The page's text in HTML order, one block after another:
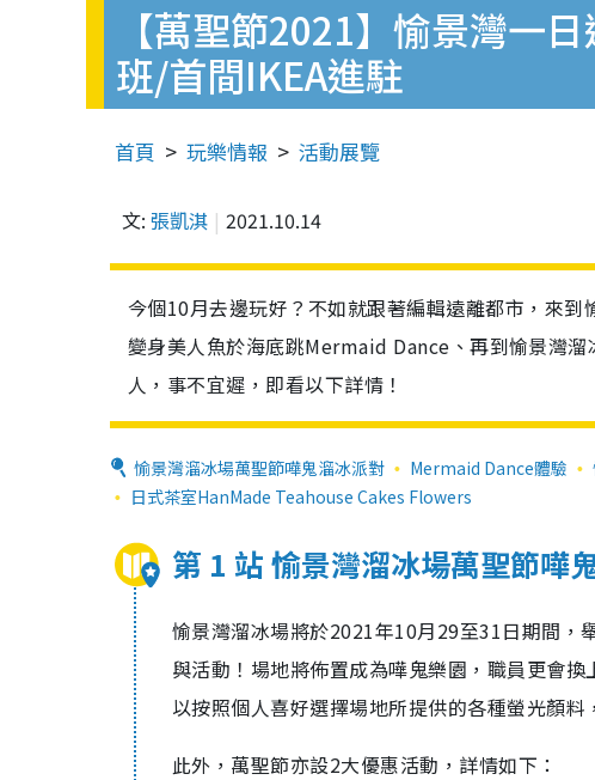
【萬聖節2021】愉景灣一
班/首間IKEA進駐
首頁 玩樂情報 活動展覽
文: 張凱淇 2021.10.14
今個10月去邊玩好？不如就跟著編輯遠離都市，來
變身美人魚於海底跳Mermaid Dance、再到愉景灣
人，事不宜遲，即看以下詳情！
愉景灣溜冰場萬聖節嘩鬼溜冰派對 Mermaid Dance體驗
日式茶室HanMade Teahouse Cakes Flowers
第 1 站 愉景灣溜冰場萬聖節嘩
愉景灣溜冰場將於2021年10月29至31日期間，
與活動！場地將佈置成為嘩鬼樂園，職員更會
以按照個人喜好選擇場地所提供的各種螢光顏
此外，萬聖節亦設2大優惠活動，詳情如下：